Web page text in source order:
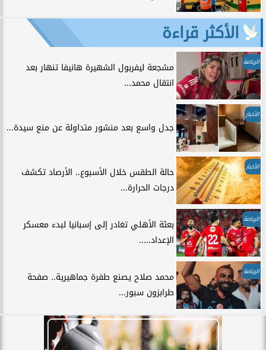
الأكثر قراءة
الرياضة
مشجعة ليفربول الشهيرة هانيفا تنهار بعد
انتقال محمد...
الأخبار
جدل واسع بعد منشور متداولة عن منع سيدة...
الأخبار
حالة الطقس خلال الأسبوع.. الأرصاد تكشف
درجات الحرارة...
الرياضة
بعثة الأهلي تغادر إلى إسبانيا لبدء معسكر
الإعداد.....
الرياضة
محمد صلاح يصنع طفرة جماهيرية.. صفحة
طرابزون سبور...